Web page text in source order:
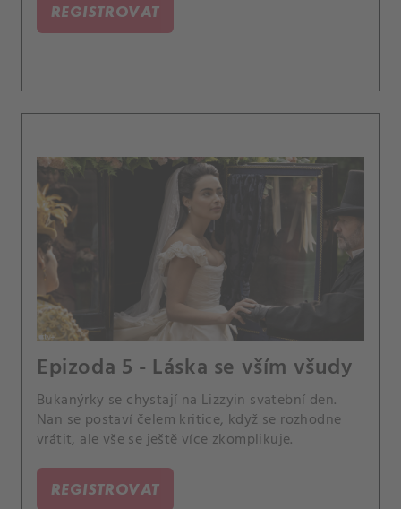
REGISTROVAT
Epizoda 5 - Láska se vším všudy
Bukanýrky se chystají na Lizzyin svatební den.
Nan se postaví čelem kritice, když se rozhodne
vrátit, ale vše se ještě více zkomplikuje.
REGISTROVAT